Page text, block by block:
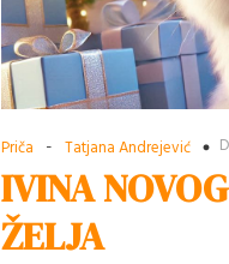
Priča - Tatjana Andrejević
IVINA
ŽELJA